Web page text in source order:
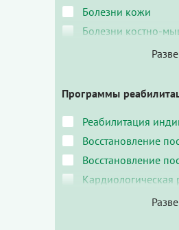
Болезни кожи
Болезни костно-
Программы
Реабилитация
Восстановление
Восстановление
Кардиологическая